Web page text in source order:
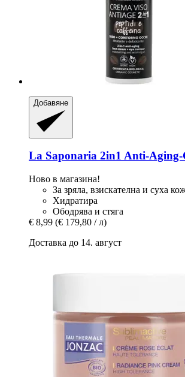
Добавяне
La Saponaria 2in1 Anti-​Aging-​
Ново в магазина!
За зряла, взискателна и суха
Хидратира
Ободрява и стяга
€ 8,99 (€ 179,80 / л)
Доставка до 14. август